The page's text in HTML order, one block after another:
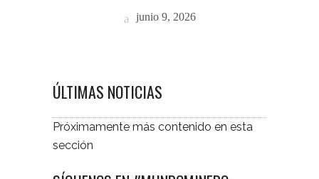
junio 9, 2026
ÚLTIMAS NOTICIAS
Próximamente más contenido en esta
sección